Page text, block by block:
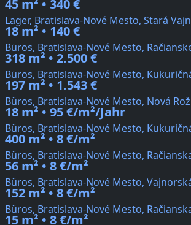
45 m² • 340 €
Lager, Bratislava-Nové Mesto, Stará
18 m² • 140 €
Büros, Bratislava-Nové Mesto,
318 m² • 2.500 €
Büros, Bratislava-Nové Mesto,
197 m² • 1.543 €
Büros, Bratislava-Nové Mesto, Nová
18 m² • 95 €/m²/Jahr
Büros, Bratislava-Nové Mesto,
400 m² • 8 €/m²
Büros, Bratislava-Nové Mesto,
56 m² • 8 €/m²
Büros, Bratislava-Nové Mesto,
152 m² • 8 €/m²
Büros, Bratislava-Nové Mesto,
15 m² • 8 €/m²